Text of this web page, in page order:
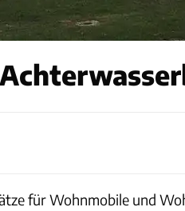
für Wohnmobile und